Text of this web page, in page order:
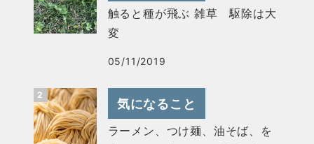
触ると種が飛ぶ 雑草 駆除は大
変
05/11/2019
気になること
ラーメン、つけ麺、油そば、を